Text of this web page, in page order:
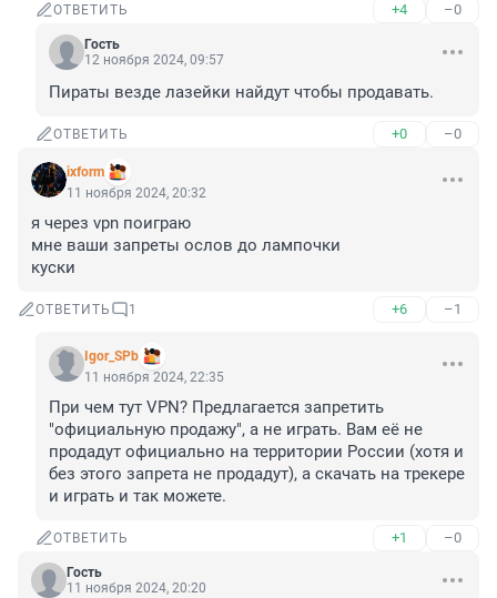
ОТВЕТИТЬ +4 –0
Гость
12 ноября 2024, 09:57
Пираты везде лазейки найдут чтобы продавать.
ОТВЕТИТЬ +0 –0
ixform
11 ноября 2024, 20:32
я через vpn поиграю
мне ваши запреты ослов до лампочки
куски
ОТВЕТИТЬ 1 +6 –1
Igor_SPb
11 ноября 2024, 22:35
При чем тут VPN? Предлагается запретить
"официальную продажу", а не играть. Вам её не
продадут официально на территории России (хотя и
без этого запрета не продадут), а скачать на трекере
и играть и так можете.
ОТВЕТИТЬ +1 –0
Гость
11 ноября 2024, 20:20